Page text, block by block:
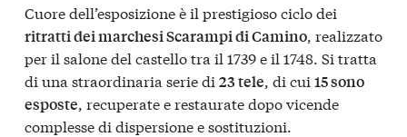
Cuore dell’esposizione è il prestigioso ciclo dei
ritratti dei marchesi Scarampi di Camino , realizzato
per il salone del castello tra il 1739 e il 1748. Si tratta
di una straordinaria serie di 23 tele , di cui 15 sono
esposte , recuperate e restaurate dopo vicende
complesse di dispersione e sostituzioni.